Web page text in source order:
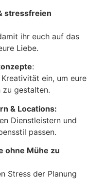
stressfreien
ihr euch auf das
Liebe.
:
ein, um eure
gestalten.
& Locations:
Dienstleistern und
passen.
ohne Mühe zu
Stress der Planung